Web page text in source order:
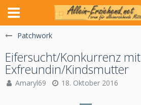
Patchwork
Eifersucht/Konkurrenz mit
Exfreundin/Kindsmutter
Amaryl69 18. Oktober 2016